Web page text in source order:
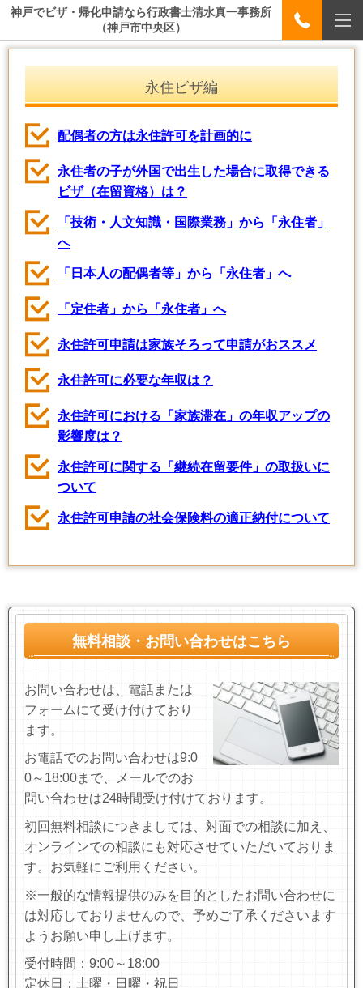
神戸でビザ・帰化申請なら行政書士清水真一事務所
（神戸市中央区）
永住ビザ編
配偶者の方は永住許可を計画的に
永住者の子が外国で出生した場合に取得できる
ビザ（在留資格）は？
「技術・人文知識・国際業務」から「永住者」
へ
「日本人の配偶者等」から「永住者」へ
「定住者」から「永住者」へ
永住許可申請は家族そろって申請がおススメ
永住許可に必要な年収は？
永住許可における「家族滞在」の年収アップの
影響度は？
永住許可に関する「継続在留要件」の取扱いに
ついて
永住許可申請の社会保険料の適正納付について
無料相談・お問い合わせはこちら
お問い合わせは、電話または
フォームにて受け付けており
ます。
お電話でのお問い合わせは9:0
0～18:00まで、
メールでのお
問い合わせは24時間受け付けております。
初回無料相談につきましては、対面での相談に加え、
オンラインでの相談にも対応させていただいておりま
す。お気軽にご利用ください。
※一般的な情報提供のみを目的としたお問い合わせに
は対応しておりませんので、予めご了承くださいます
ようお願い申し上げます。
受付時間：9:00～18:00
定休日：土曜・日曜・祝日